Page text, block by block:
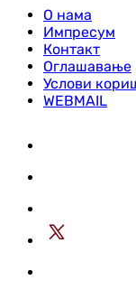
О нама
Импресум
Контакт
Оглашавање
Услови
WEBMAIL